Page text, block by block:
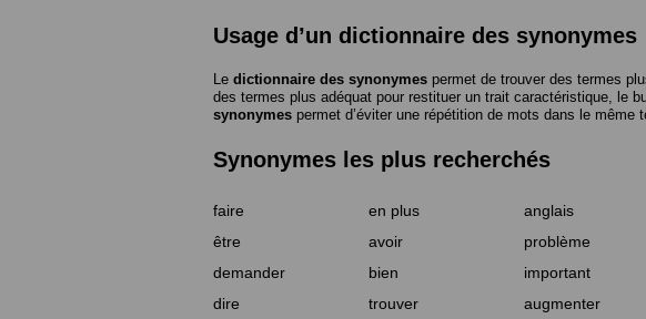
Usage d’un dictionnaire des synonymes
Le dictionnaire des synonymes permet de trouver des termes
des termes plus adéquat pour restituer un trait caractéristique, le
synonymes permet d’éviter une répétition de mots dans le même
Synonymes les plus recherchés
faire en plus anglais
être
avoir problème
demander
bien important
dire
trouver augmenter